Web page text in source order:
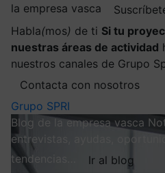
la empresa vasca
Habla(mos) de ti Si tu
nuestras áreas de actividad
nuestros canales de Grupo
Contacta con nosotros
Grupo SPRI
Blog de la empresa vasca
entrevistas, ayudas,
tendencias…
Ir al blog